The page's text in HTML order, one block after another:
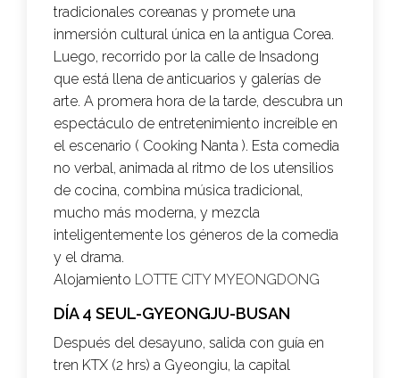
tradicionales coreanas y promete una
inmersión cultural única en la antigua Corea.
Luego, recorrido por la calle de Insadong
que está llena de anticuarios y galerías de
arte. A promera hora de la tarde, descubra un
espectáculo de entretenimiento increíble en
el escenario ( Cooking Nanta ). Esta comedia
no verbal, animada al ritmo de los utensilios
de cocina, combina música tradicional,
mucho más moderna, y mezcla
inteligentemente los géneros de la comedia
y el drama.
Alojamiento LOTTE CITY MYEONGDONG
DÍA 4 SEUL-GYEONGJU-BUSAN
Después del desayuno, salida con guía en
tren KTX (2 hrs) a Gyeongiu, la capital